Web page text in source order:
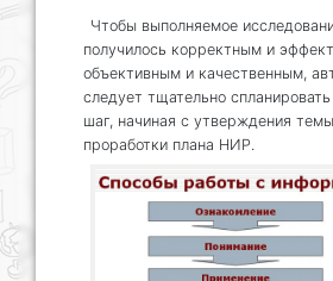
Чтобы выполняемое
получилось корректным и
объективным и качественным,
следует тщательно
шаг, начиная с утверждения
проработки плана НИР.